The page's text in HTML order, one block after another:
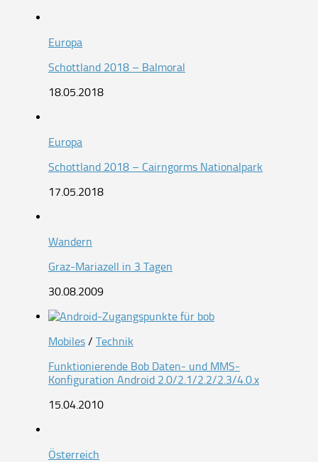
Europa
Schottland 2018 – Balmoral
18.05.2018
Europa
Schottland 2018 – Cairngorms Nationalpark
17.05.2018
Wandern
Graz-Mariazell in 3 Tagen
30.08.2009
Mobiles / Technik
Funktionierende Bob Daten- und MMS-
Konfiguration Android 2.0/2.1/2.2/2.3/4.0.x
15.04.2010
Österreich